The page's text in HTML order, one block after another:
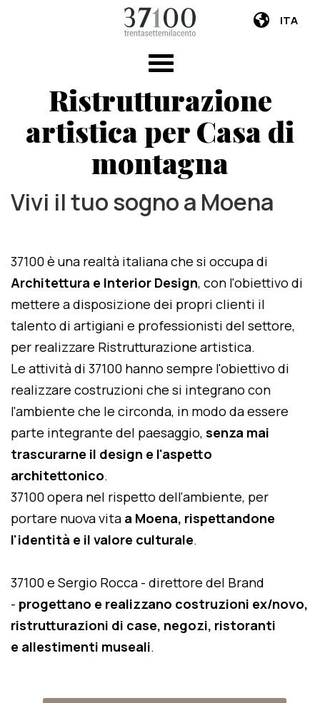
ITA
Ristrutturazione
artistica per Casa di
montagna
Vivi il tuo sogno a Moena
37100 è una realtà italiana che si occupa di
Architettura e Interior Design, con l'obiettivo di
mettere a disposizione dei propri clienti il
talento di artigiani e professionisti del settore,
per realizzare Ristrutturazione artistica.
Le attività di 37100 hanno sempre l'obiettivo di
realizzare costruzioni che si integrano con
l'ambiente che le circonda, in modo da essere
parte integrante del paesaggio, senza mai
trascurarne il design e l'aspetto
architettonico.
37100 opera nel rispetto dell'ambiente, per
portare nuova vita a Moena, rispettandone
l'identità e il valore culturale.
37100 e Sergio Rocca - direttore del Brand
- progettano e realizzano costruzioni ex/novo,
ristrutturazioni di case, negozi, ristoranti
e allestimenti museali.